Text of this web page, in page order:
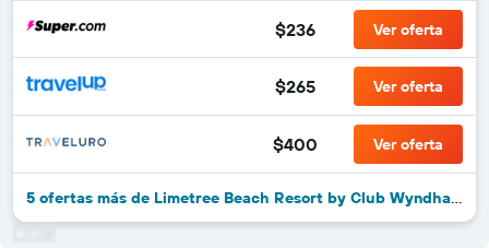
$236 Ver oferta
$265 Ver oferta
$400 Ver oferta
5 ofertas más de Limetree Beach Resort by Club Wyndham